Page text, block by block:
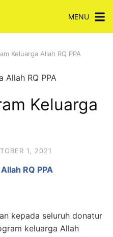
MENU
Keluarga Allah RQ PPA
Keluarga
1, 2021
RQ PPA
kepada seluruh donatur
keluarga Allah